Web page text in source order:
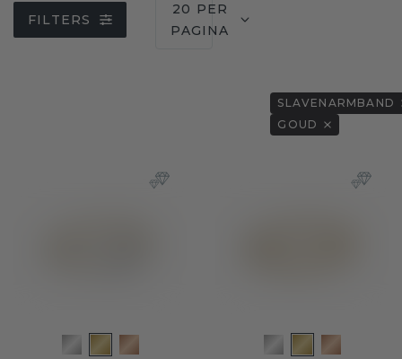
FILTERS
20 PER
PAGINA
SLAVENARMBAND
GOUD